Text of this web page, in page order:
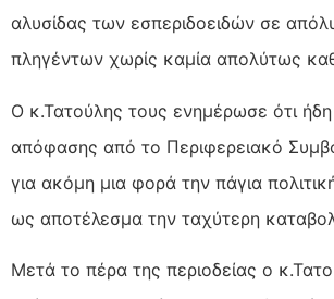
αλυσίδας των εσπεριδοειδών σε
πληγέντων χωρίς καμία απολύτως
Ο κ.Τατούλης τους ενημέρωσε ότι
απόφασης από το Περιφερειακό
για ακόμη μια φορά την πάγια
ως αποτέλεσμα την ταχύτερη
Μετά το πέρα της περιοδείας ο